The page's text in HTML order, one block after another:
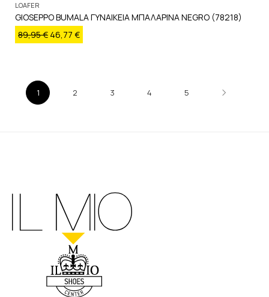
LOAFER
GIOSEPPO BUMALA ΓΥΝΑΙΚΕΙΑ ΜΠΑΛΑΡΙΝΑ NEGRO (78218)
89,95€ 46,77 €
1 2 3 4 5